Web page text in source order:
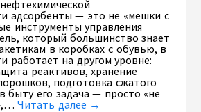
адсорбенты — это не «мешки с
инструменты управления
который большинство знает
в коробках с обувью, в
работает на другом уровне:
реактивов, хранение
подготовка сжатого
быту его задача — просто «не
Читать далее →